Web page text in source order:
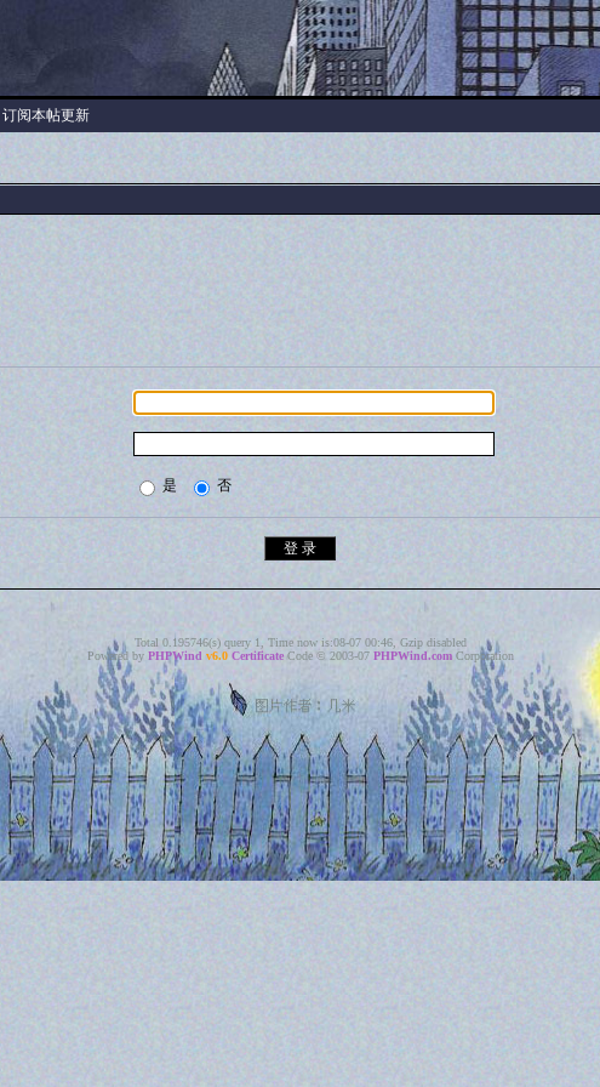
|订阅本帖更新
是 否
Total 0.195746(s) query 1, Time now is:08-07 00:46, Gzip disabled
Powered by PHPWind v6.0 Certificate Code © 2003-07 PHPWind.com Corporation